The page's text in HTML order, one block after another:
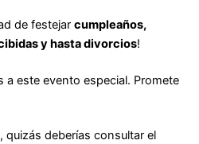
de festejar cumpleaños,
y hasta divorcios!
a este evento especial. Promete
deberías consultar el